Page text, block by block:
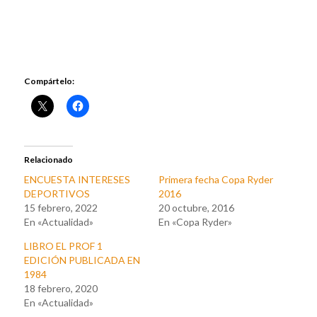
Compártelo:
Relacionado
ENCUESTA INTERESES
DEPORTIVOS
15 febrero, 2022
En «Actualidad»
Primera fecha Copa Ryder
2016
20 octubre, 2016
En «Copa Ryder»
LIBRO EL PROF 1
EDICIÓN PUBLICADA EN
1984
18 febrero, 2020
En «Actualidad»